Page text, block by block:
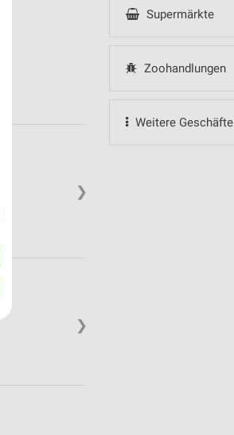
Supermärkte
Zoohandlungen
Weitere Geschäfte
❯
❯